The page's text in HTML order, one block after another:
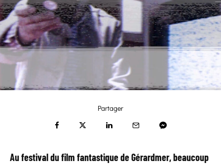
Partager
Au festival du film fantastique de Gérardmer, beaucoup